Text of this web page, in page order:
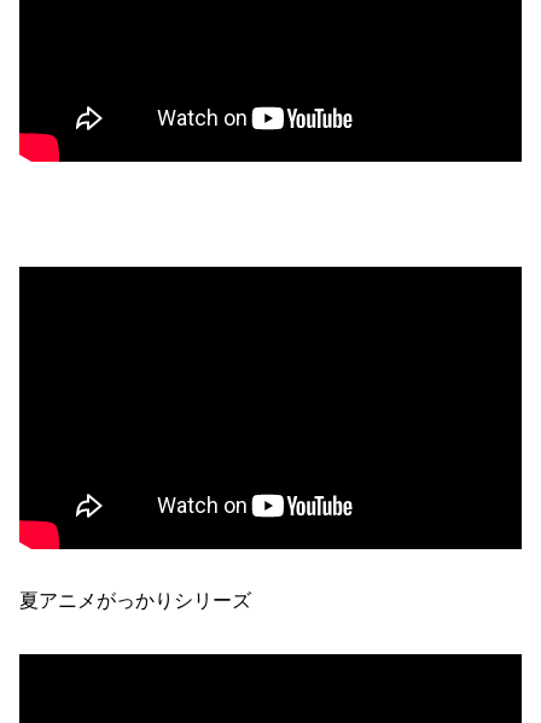
夏アニメがっかりシリーズ